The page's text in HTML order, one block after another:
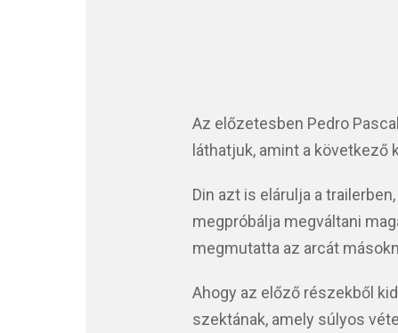
Az előzetesben Pedro
láthatjuk, amint a következő
Din azt is elárulja a
megpróbálja megváltani
megmutatta az arcát
Ahogy az előző részekből
szektának, amely súlyos